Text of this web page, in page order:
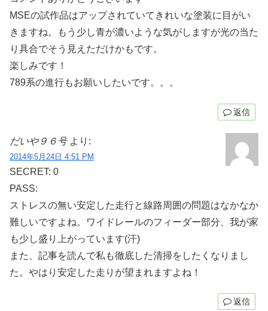
MSEの試作品はアップされていてきれいな塗装に目がい
きますね。もう少し青が濃いような気がしますが光の当た
り具合でそう見えただけかもです。
楽しみです！
789系の進行もお願いしたいです。。。
返信
だいや９６号 より:
2014年5月24日 4:51 PM
SECRET: 0
PASS:
ストレスの無い安定した走行と線路周囲の問題はなかなか
難しいですよね。ワイドレールのフィーダー部分、我が家
も少し盛り上がっています(汗)
また、記事を読んで私も徹底した清掃をしたくなりまし
た。やはり安定した走りが望まれますよね！
返信